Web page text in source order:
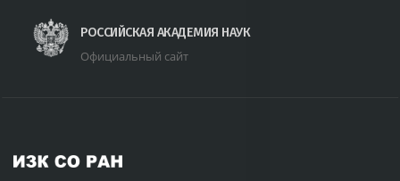
РОССИЙСКАЯ АКАДЕМИЯ НАУК
Официальный сайт